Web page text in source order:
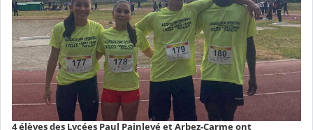
4 élèves des Lycées Paul Painlevé et Arbez-Carme ont